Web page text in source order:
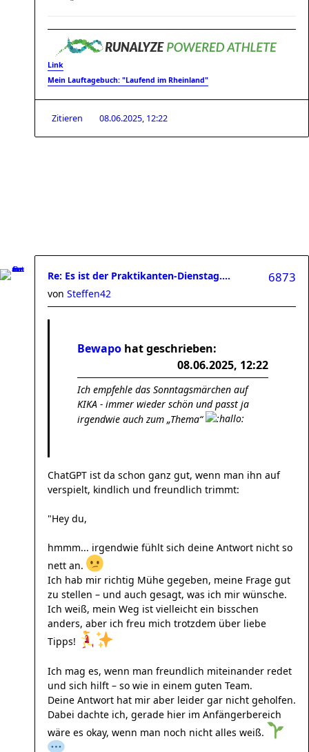
Link
Mein Lauftagebuch: "Laufend im Rheinland"
Zitieren 08.06.2025, 12:22
Re: Es ist der Praktikanten-Dienstag.... 6873
von Steffen42
Bewapo hat geschrieben:
08.06.2025, 12:22
Ich empfehle das Sonntagsmärchen auf
KIKA - immer wieder schön und passt ja
irgendwie auch zum „Thema“
ChatGPT ist da schon ganz gut, wenn man ihn auf
verspielt, kindlich und freundlich trimmt:
"Hey du,
hmmm... irgendwie fühlt sich deine Antwort nicht so
nett an.
Ich hab mir richtig Mühe gegeben, meine Frage gut
zu stellen – und auch gesagt, was ich mir wünsche.
Ich weiß, mein Weg ist vielleicht ein bisschen
anders, aber ich freu mich trotzdem über liebe
Tipps!
Ich mag es, wenn man freundlich miteinander redet
und sich hilft – so wie in einem guten Team.
Deine Antwort hat mir aber leider gar nicht geholfen.
Dabei dachte ich, gerade hier im Anfängerbereich
wäre es okay, wenn man noch nicht alles weiß.